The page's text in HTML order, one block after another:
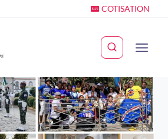
COTISATION